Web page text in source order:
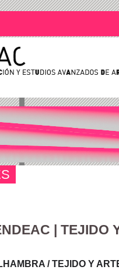
| TEJIDO
/ TEJIDO Y